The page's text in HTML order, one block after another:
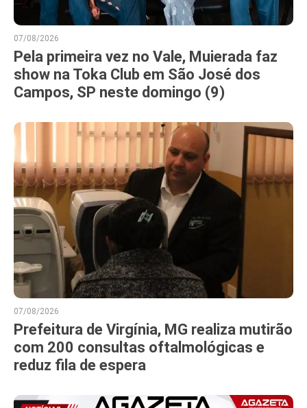
07/08/2026
Pela primeira vez no Vale, Muierada faz
show na Toka Club em São José dos
Campos, SP neste domingo (9)
07/08/2026
Prefeitura de Virgínia, MG realiza mutirão
com 200 consultas oftalmológicas e
reduz fila de espera